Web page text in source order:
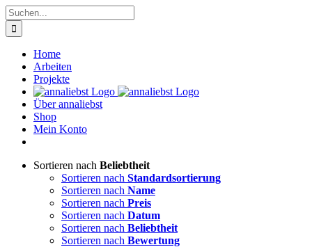
Zum
Inhalt
springen
Suche
nach:
Home
Arbeiten
Projekte
Über annaliebst
Shop
Mein Konto
Sortieren nach Beliebtheit
Sortieren nach Standardsortierung
Sortieren nach Name
Sortieren nach Preis
Sortieren nach Datum
Sortieren nach Beliebtheit
Sortieren nach Bewertung